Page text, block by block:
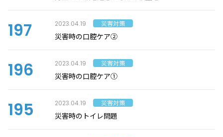
197 2023.04.19 災害対策
災害時の口腔ケア②
196 2023.04.19 災害対策
災害時の口腔ケア①
195 2023.04.19 災害対策
災害時のトイレ問題